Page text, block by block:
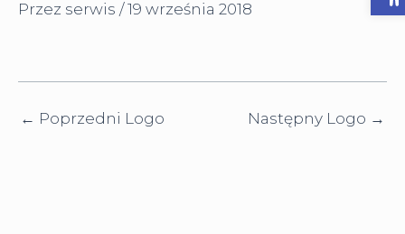
Przez serwis /19 września 2018
← Poprzedni Logo Następny Logo →